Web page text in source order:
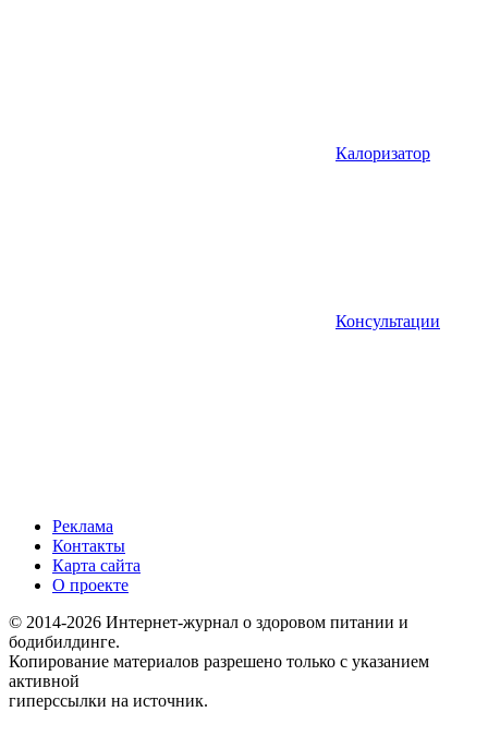
Калоризатор
Консультации
Реклама
Контакты
Карта сайта
О проекте
© 2014-2026 Интернет-журнал о здоровом питании и
бодибилдинге.
Копирование материалов разрешено только с указанием
активной
гиперссылки на источник.